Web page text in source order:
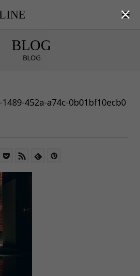
BLOG
BLOG
1489-452a-a74c-0b01bf10ecb0
